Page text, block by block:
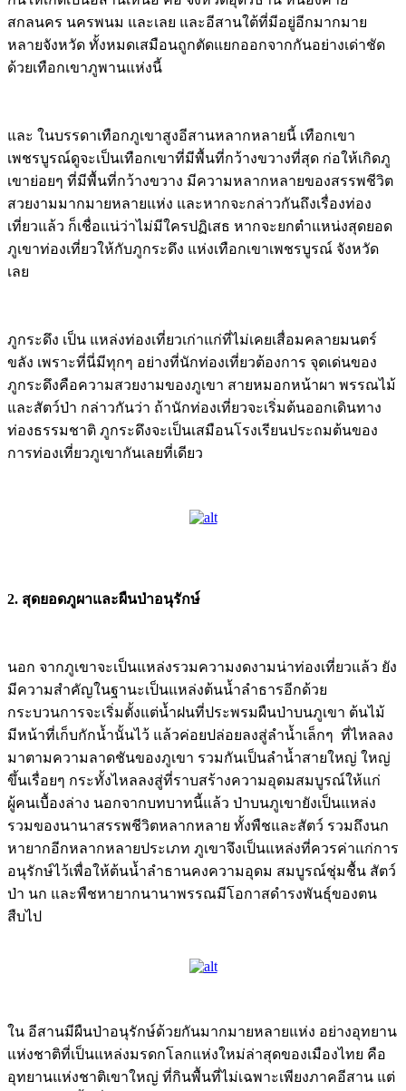
สกลนคร นครพนม และเลย และอีสานใต้ที่มีอยู่อีกมากมาย
หลายจังหวัด ทั้งหมดเสมือนถูกตัดแยกออกจากกันอย่างเด่าชัด
ด้วยเทือกเขาภูพานแห่งนี้
และ ในบรรดาเทือกภูเขาสูงอีสานหลากหลายนี้ เทือกเขา
เพชรบูรณ์ดูจะเป็นเทือกเขาที่มีพื้นที่กว้างขวางที่สุด ก่อให้เกิดภู
เขาย่อยๆ ที่มีพื้นที่กว้างขวาง มีความหลากหลายของสรรพชีวิต
สวยงามมากมายหลายแห่ง และหากจะกล่าวกันถึงเรื่องท่อง
เที่ยวแล้ว ก็เชื่อแน่ว่าไม่มีใครปฏิเสธ หากจะยกตำแหน่งสุดยอด
ภูเขาท่องเที่ยวให้กับภูกระดึง แห่งเทือกเขาเพชรบูรณ์ จังหวัด
เลย
ภูกระดึง เป็น แหล่งท่องเที่ยวเก่าแก่ที่ไม่เคยเสื่อมคลายมนตร์
ขลัง เพราะที่นี่มีทุกๆ อย่างที่นักท่องเที่ยวต้องการ จุดเด่นของ
ภูกระดึงคือความสวยงามของภูเขา สายหมอกหน้าผา พรรณไม้
และสัตว์ป่า กล่าวกันว่า ถ้านักท่องเที่ยวจะเริ่มต้นออกเดินทาง
ท่องธรรมชาติ ภูกระดึงจะเป็นเสมือนโรงเรียนประถมต้นของ
การท่องเที่ยวภูเขากันเลยที่เดียว
2. สุดยอดภูผาและผืนป่าอนุรักษ์
นอก จากภูเขาจะเป็นแหล่งรวมความงดงามน่าท่องเที่ยวแล้ว ยัง
มีความสำคัญในฐานะเป็นแหล่งต้นน้ำลำธารอีกด้วย
กระบวนการจะเริ่มตั้งแต่น้ำฝนที่ประพรมผืนป่าบนภูเขา ต้นไม้
มีหน้าที่เก็บกักน้ำนั้นไว้ แล้วค่อยปล่อยลงสู่ลำน้ำเล็กๆ ที่ไหลลง
มาตามความลาดชันของภูเขา รวมกันเป็นลำน้ำสายใหญ่ ใหญ่
ขึ้นเรื่อยๆ กระทั้งไหลลงสู่ที่ราบสร้างความอุดมสมบูรณ์ให้แก่
ผู้คนเบื้องล่าง นอกจากบทบาทนี้แล้ว ป่าบนภูเขายังเป็นแหล่ง
รวมของนานาสรรพชีวิตหลากหลาย ทั้งพืชและสัตว์ รวมถึงนก
หายากอีกหลากหลายประเภท ภูเขาจึงเป็นแหล่งที่ควรค่าแก่การ
อนุรักษ์ไว้เพื่อให้ต้นน้ำลำธานคงความอุดม สมบูรณ์ชุ่มชื้น สัตว์
ป่า นก และพืชหายากนานาพรรณมีโอกาสดำรงพันธุ์ของตน
สืบไป
ใน อีสานมีผืนป่าอนุรักษ์ด้วยกันมากมายหลายแห่ง อย่างอุทยาน
แห่งชาติที่เป็นแหล่งมรดกโลกแห่งใหม่ล่าสุดของเมืองไทย คือ
อุทยานแห่งชาติเขาใหญ่ ที่กินพื้นที่ไม่เฉพาะเพียงภาคอีสาน แต่